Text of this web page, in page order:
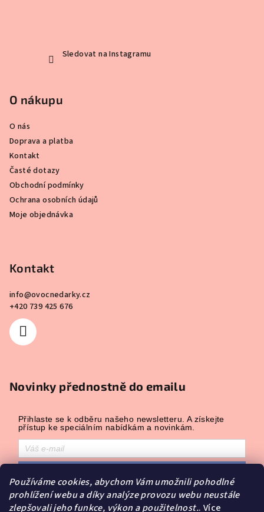
Používáme cookies, abychom Vám umožnili pohodlné
prohlížení webu a díky analýze provozu webu neustále
zlepšovali jeho funkce, výkon a použitelnost.. Více
Sledovat na Instagramu
O nákupu
O nás
Doprava a platba
Kontakt
Časté dotazy
Obchodní podmínky
Ochrana osobních údajů
Moje objednávka
Kontakt
info@ovocnedarky.cz
+420 739 425 676
Novinky přednostně do emailu
Přihlaste se k odběru našeho newsletteru. A získejte
přístup ke speciálním nabídkám a novinkám.
Přihlášením souhlasíte se zasíláním obchodních sdělení a se
zpracováním osobních údajů.